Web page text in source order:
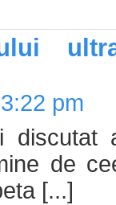
pm
discutat
de
[...]